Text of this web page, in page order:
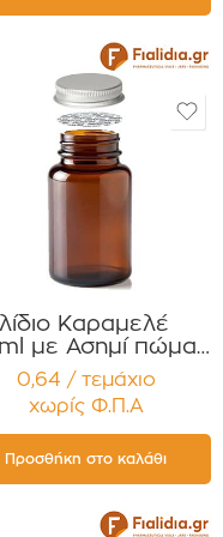
Καραμελέ
με Ασημί πώμα
Χάπια , Βιταμίνες
12
0,64 / τεμάχιο
χωρίς Φ.Π.Α
Προσθήκη στο καλάθι